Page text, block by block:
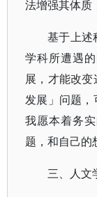
法增强其体质
基于上述
学科所遭遇
展，才能改
发展」问题，
我愿本着务
题，和自己的
三、人文